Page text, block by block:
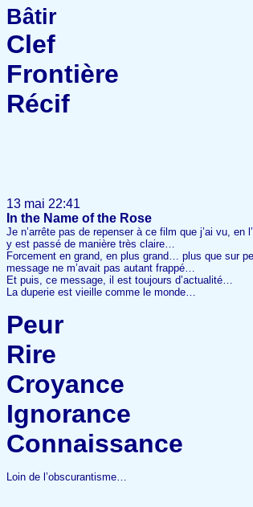
Bâtir
Clef
Frontière
Récif
13 mai 22:41
In the Name of the Rose
Je n’arrête pas de repenser à ce film que j’ai vu,
y est passé de manière très claire…
Forcement en grand, en plus grand… plus que sur
message ne m’avait pas autant frappé…
Et puis, ce message, il est toujours d’actualité…
La duperie est vieille comme le monde…
Peur
Rire
Croyance
Ignorance
Connaissance
Loin de l’obscurantisme…